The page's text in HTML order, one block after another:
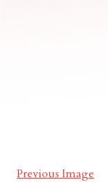
Previous Image